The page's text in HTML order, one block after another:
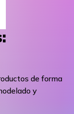
de forma
y